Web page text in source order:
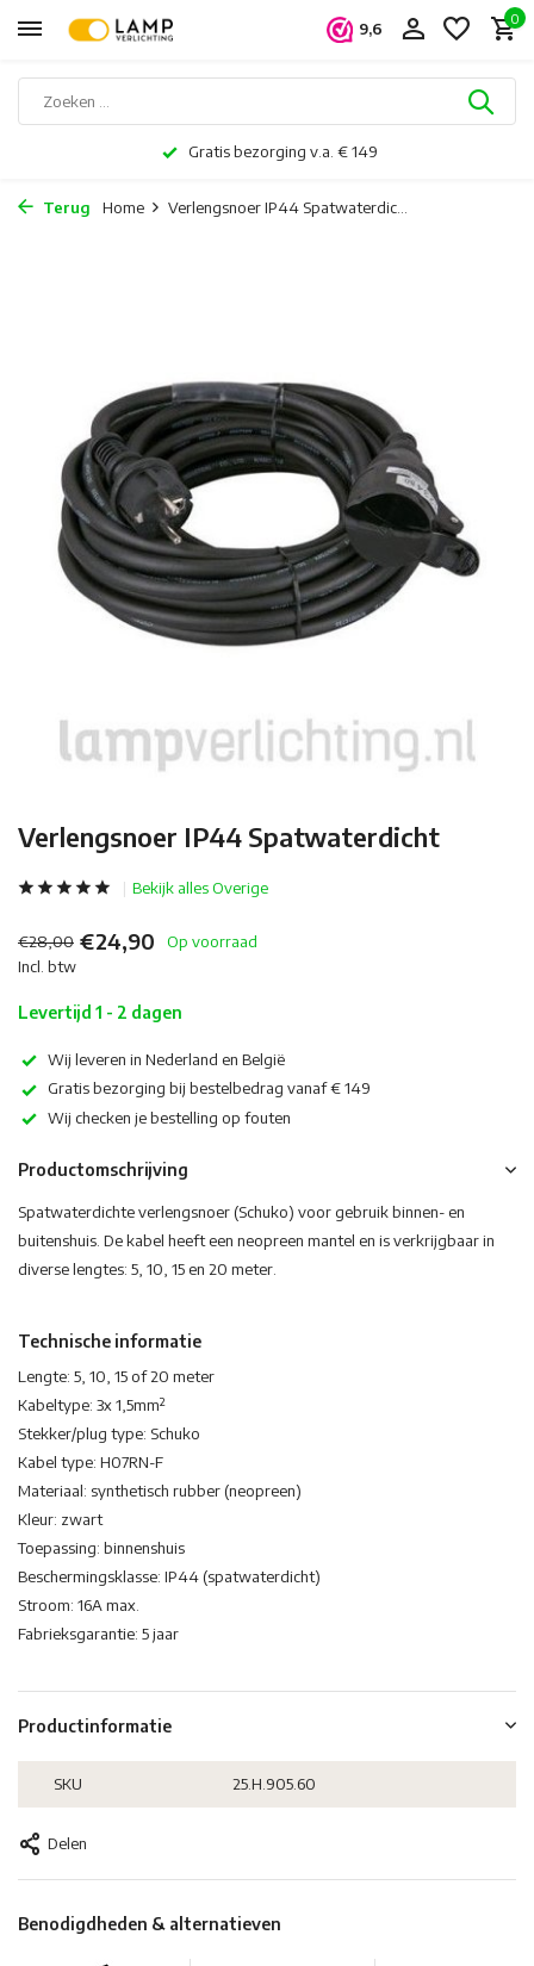
9,6
0
Gratis bezorging v.a. € 149
Terug Home Verlengsnoer IP44 Spatwaterdic...
Verlengsnoer IP44 Spatwaterdicht
Bekijk alles Overige
€28,00 €24,90
Op voorraad
Incl. btw
Levertijd 1 - 2 dagen
Wij leveren in Nederland en België
Gratis bezorging bij bestelbedrag vanaf € 149
Wij checken je bestelling op fouten
Productomschrijving
Spatwaterdichte verlengsnoer (Schuko) voor gebruik binnen- en
buitenshuis. De kabel heeft een neopreen mantel en is verkrijgbaar in
diverse lengtes: 5, 10, 15 en 20 meter.
Technische informatie
Lengte: 5, 10, 15 of 20 meter
Kabeltype: 3x 1,5mm²
Stekker/plug type: Schuko
Kabel type: H07RN-F
Materiaal: synthetisch rubber (neopreen)
Kleur: zwart
Toepassing: binnenshuis
Beschermingsklasse: IP44 (spatwaterdicht)
Stroom: 16A max.
Fabrieksgarantie: 5 jaar
Productinformatie
SKU 25.H.905.60
Delen
Benodigdheden & alternatieven